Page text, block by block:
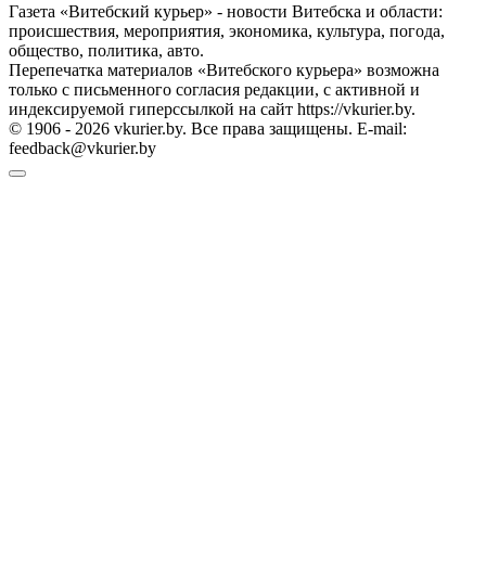
Газета «Витебский курьер» - новости Витебска и области:
происшествия, мероприятия, экономика, культура, погода,
общество, политика, авто.
Перепечатка материалов «Витебского курьера» возможна
только с письменного согласия редакции, с активной и
индексируемой гиперссылкой на сайт https://vkurier.by.
© 1906 - 2026 vkurier.by. Все права защищены. E-mail:
feedback@vkurier.by